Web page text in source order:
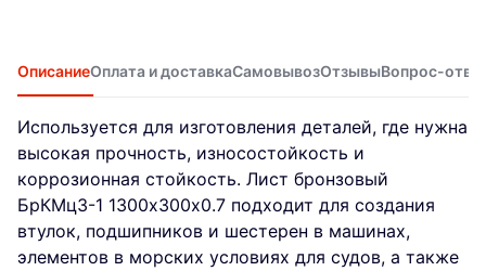
ОписаниеОплата и доставкаСамовывозОтзывыВопрос-
Используется для изготовления деталей, где нужна
высокая прочность, износостойкость и
коррозионная стойкость. Лист бронзовый
БрКМц3-1 1300х300х0.7 подходит для создания
втулок, подшипников и шестерен в машинах,
элементов в морских условиях для судов, а также